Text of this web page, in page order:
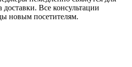
доставки. Все консультации
новым посетителям.